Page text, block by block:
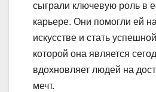
сыграли ключевую роль в
карьере. Они помогли ей
искусстве и стать
которой она является
вдохновляет людей на
мечт.